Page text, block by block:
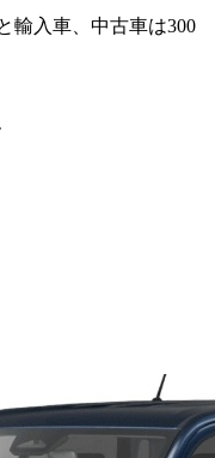
輸入車 、中古車は300